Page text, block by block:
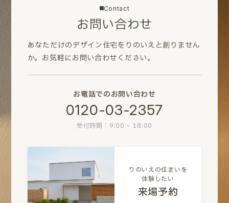
Contact
お問い合わせ
あなただけのデザイン住宅をりのいえと創りません
か。 お気軽にお問い合わせください。
お電話でのお問い合わせ
0120-03-2357
受付時間：9:00 ~ 18:00
りのいえの住まいを
体験したい
来場予約